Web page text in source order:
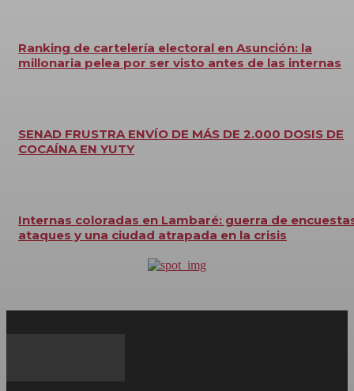
Ranking de cartelería electoral en Asunción: la
millonaria pelea por ser visto antes de las internas
SENAD FRUSTRA ENVÍO DE MÁS DE 2.000 DOSIS DE
COCAÍNA EN YUTY
Internas coloradas en Lambaré: guerra de
ataques y una ciudad atrapada en la crisis